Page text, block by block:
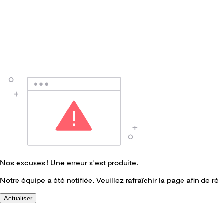
Nos excuses ! Une erreur s'est produite.
Notre équipe a été notifiée. Veuillez rafraîchir la page afin de
Actualiser